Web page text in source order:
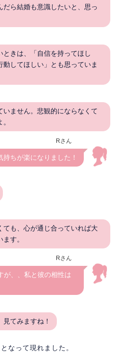
だら結婚も意識したいと、思っ
ときは、「自信を持ってほし
動してほしい」とも思っていま
いません。悲観的にならなくて
Rさん
持ちが楽になりました！
ても、心が通じ合っていれば大
す。
Rさん
が、、私と彼の相性は
てみますね！
なって現れました。